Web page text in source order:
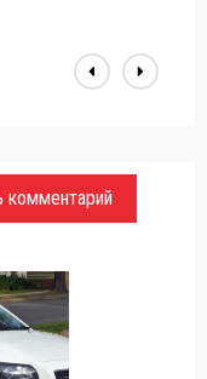
комментарий